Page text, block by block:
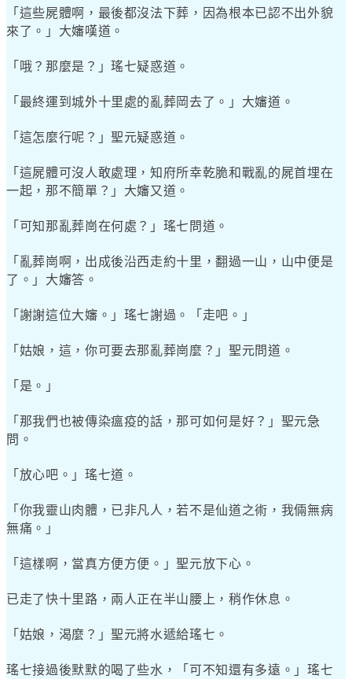
「這些屍體啊，最後都沒法下葬，因為根本已認不出外貌
來了。」大嬸嘆道。
「哦？那麼是？」瑤七疑惑道。
「最終運到城外十里處的亂葬岡去了。」大嬸道。
「這怎麼行呢？」聖元疑惑道。
「這屍體可沒人敢處理，知府所幸乾脆和戰亂的屍首埋在
一起，那不簡單？」大嬸又道。
「可知那亂葬崗在何處？」瑤七問道。
「亂葬崗啊，出成後沿西走約十里，翻過一山，山中便是
了。」大嬸答。
「謝謝這位大嬸。」瑤七謝過。「走吧。」
「姑娘，這，你可要去那亂葬崗麼？」聖元問道。
「是。」
「那我們也被傳染瘟疫的話，那可如何是好？」聖元急
問。
「放心吧。」瑤七道。
「你我靈山肉體，已非凡人，若不是仙道之術，我倆無病
無痛。」
「這樣啊，當真方便方便。」聖元放下心。
已走了快十里路，兩人正在半山腰上，稍作休息。
「姑娘，渴麼？」聖元將水遞給瑤七。
瑤七接過後默默的喝了些水，「可不知還有多遠。」瑤七